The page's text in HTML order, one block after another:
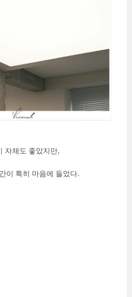
자체도 좋았지만,
이 특히 마음에 들었다.